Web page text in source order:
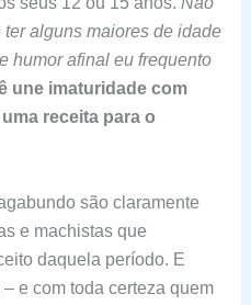
alguns maiores de idade
humor afinal eu frequento
une imaturidade com
receita para o
são claramente
e machistas que
daquela período. E
e com toda certeza quem